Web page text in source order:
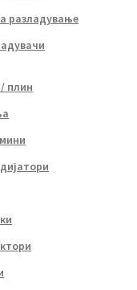
разладување
/ плин